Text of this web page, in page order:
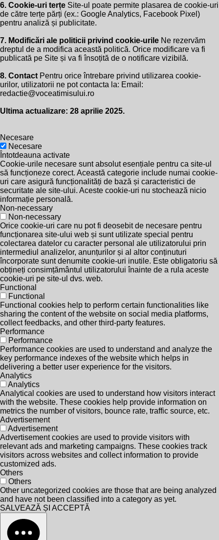
6. Cookie-uri terțe Site-ul poate permite plasarea de cookie-uri
de către terțe părți (ex.: Google Analytics, Facebook Pixel)
pentru analiză și publicitate.
7. Modificări ale politicii privind cookie-urile Ne rezervăm
dreptul de a modifica această politică. Orice modificare va fi
publicată pe Site și va fi însoțită de o notificare vizibilă.
8. Contact Pentru orice întrebare privind utilizarea cookie-
urilor, utilizatorii ne pot contacta la: Email:
redactie@voceatimisului.ro
Ultima actualizare: 28 aprilie 2025.
Necesare
Necesare
Întotdeauna activate
Cookie-urile necesare sunt absolut esențiale pentru ca site-ul
să funcționeze corect. Această categorie include numai cookie-
uri care asigură funcționalități de bază și caracteristici de
securitate ale site-ului. Aceste cookie-uri nu stochează nicio
informație personală.
Non-necessary
Non-necessary
Orice cookie-uri care nu pot fi deosebit de necesare pentru
funcționarea site-ului web și sunt utilizate special pentru
colectarea datelor cu caracter personal ale utilizatorului prin
intermediul analizelor, anunțurilor și al altor conținuturi
încorporate sunt denumite cookie-uri inutile. Este obligatoriu să
obțineți consimțământul utilizatorului înainte de a rula aceste
cookie-uri pe site-ul dvs. web.
Functional
Functional
Functional cookies help to perform certain functionalities like
sharing the content of the website on social media platforms,
collect feedbacks, and other third-party features.
Performance
Performance
Performance cookies are used to understand and analyze the
key performance indexes of the website which helps in
delivering a better user experience for the visitors.
Analytics
Analytics
Analytical cookies are used to understand how visitors interact
with the website. These cookies help provide information on
metrics the number of visitors, bounce rate, traffic source, etc.
Advertisement
Advertisement
Advertisement cookies are used to provide visitors with
relevant ads and marketing campaigns. These cookies track
visitors across websites and collect information to provide
customized ads.
Others
Others
Other uncategorized cookies are those that are being analyzed
and have not been classified into a category as yet.
SALVEAZĂ ȘI ACCEPTĂ